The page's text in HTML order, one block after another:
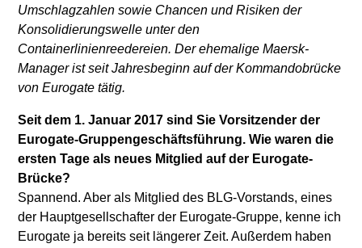
Umschlagzahlen sowie Chancen und Risiken der
Konsolidierungswelle unter den
Containerlinienreedereien. Der ehemalige Maersk-
Manager ist seit Jahresbeginn auf der Kommandobrücke
von Eurogate tätig.
Seit dem 1. Januar 2017 sind Sie Vorsitzender der
Eurogate-Gruppengeschäftsführung. Wie waren die
ersten Tage als neues Mitglied auf der Eurogate-
Brücke?
Spannend. Aber als Mitglied des BLG-Vorstands, eines
der Hauptgesellschafter der Eurogate-Gruppe, kenne ich
Eurogate ja bereits seit längerer Zeit. Außerdem haben